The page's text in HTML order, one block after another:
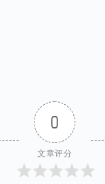
0
文章评分